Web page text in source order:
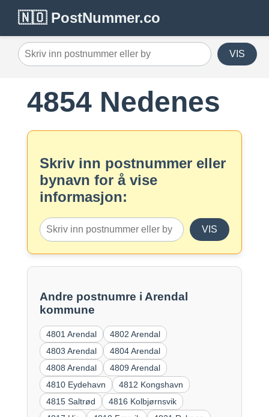
🇳🇴 PostNummer.co
VIS
4854 Nedenes
Skriv inn postnummer eller
bynavn for å vise
informasjon:
VIS
Andre postnumre i Arendal
kommune
4801 Arendal
4802 Arendal
4803 Arendal
4804 Arendal
4808 Arendal
4809 Arendal
4810 Eydehavn
4812 Kongshavn
4815 Saltrød
4816 Kolbjørnsvik